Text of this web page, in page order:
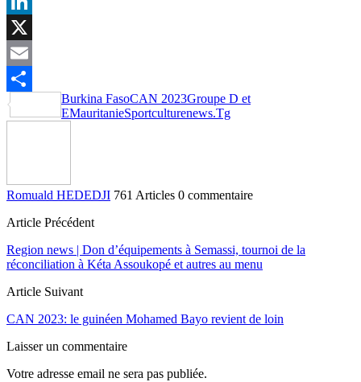
LinkedIn
X
Email
Partager
Burkina FasoCAN 2023Groupe D et
EMauritanieSportculturenews.Tg
Romuald HEDEDJI 761 Articles 0 commentaire
Article Précédent
Region news | Don d’équipements à Semassi, tournoi de la
réconciliation à Kéta Assoukopé et autres au menu
Article Suivant
CAN 2023: le guinéen Mohamed Bayo revient de loin
Laisser un commentaire
Votre adresse email ne sera pas publiée.